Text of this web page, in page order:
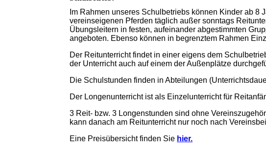
Im Rahmen unseres Schulbetriebs können Kinder ab
vereinseigenen Pferden täglich außer sonntags
Übungsleitern in festen, aufeinander abgestimmten
angeboten. Ebenso können in begrenztem Rahmen
Der Reitunterricht findet in einer eigens dem
der Unterricht auch auf einem der Außenplätze
Die Schulstunden finden in Abteilungen
Der Longenunterricht ist als Einzelunterricht für
3 Reit- bzw. 3 Longenstunden sind ohne
kann danach am Reitunterricht nur noch nach
Eine Preisübersicht finden Sie hier.